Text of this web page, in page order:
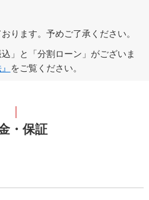
ります。予めご了承ください。
」と「分割ローン」がございま
をご覧ください。
・保証